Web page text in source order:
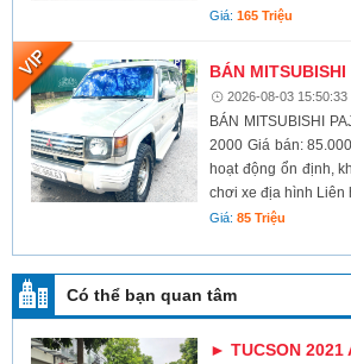
Giá:165 Triệu
BÁN
2026-08-03 15:50:33
BÁN MITSUBISHI
2000 Giá bán:
hoạt động ổn định,
chơi xe địa hình Liên
Giá:85 Triệu
Có thể bạn quan tâm
► TUCSON 2021